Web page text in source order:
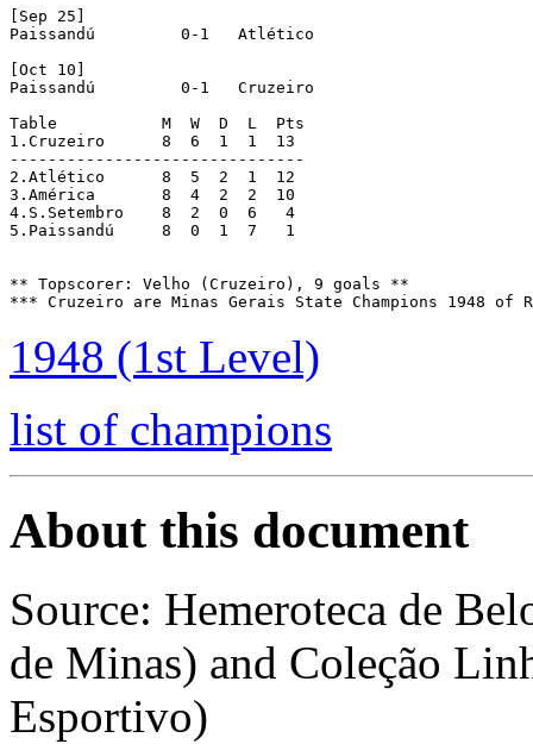
[Sep 25]
Paissandú	  0-1   Atlético
[Oct 10]
Paissandú	  0-1	Cruzeiro
Table		M  W  D  L  Pts
1.Cruzeiro  	8  6  1  1  13
-------------------------------
2.Atlético	8  5  2  1  12
3.América	8  4  2  2  10
4.S.Setembro	8  2  0  6   4
5.Paissandú	8  0  1  7   1
** Topscorer: Velho (Cruzeiro), 9 goals **
*** Cruzeiro are Minas Gerais State Champions 1948 of
1948 (1st Level)
list of champions
About this document
Source: Hemeroteca de
de Minas) and Coleção
Esportivo)